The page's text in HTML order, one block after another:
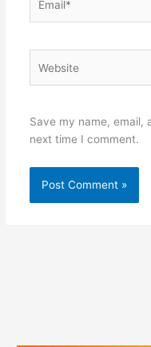
Save my name, email,
next time I comment.